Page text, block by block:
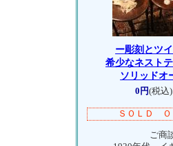
ー彫刻とツ
希少なネスト
ソリッドオ
0円(税込)
ＳＯＬＤ Ｏ
ご商談